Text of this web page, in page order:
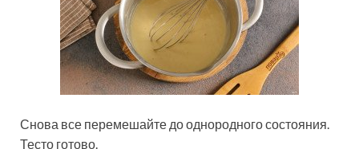
Снова все перемешайте до однородного состояния.
Тесто готово.